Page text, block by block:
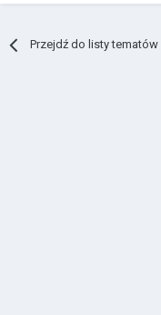
Przejdź do listy tematów